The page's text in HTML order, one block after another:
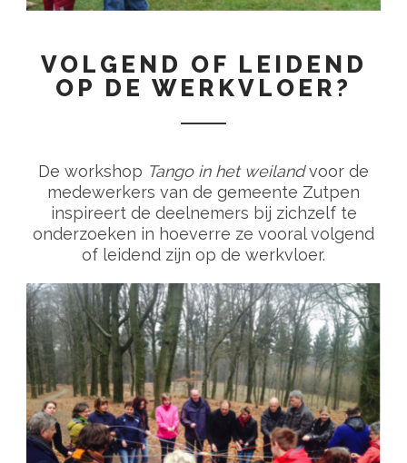
VOLGEND OF LEIDEND
OP DE WERKVLOER?
De workshop Tango in het weilandvoor de
medewerkers van de gemeente Zutpen
inspireert de deelnemers bij zichzelf te
onderzoeken in hoeverre ze vooral volgend
of leidend zijn op de werkvloer.